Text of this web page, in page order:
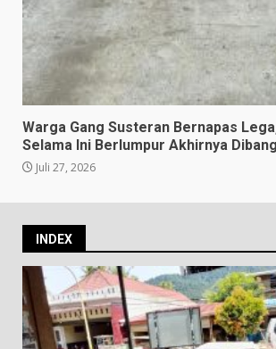
Warga Gang Susteran Bernapas
Selama Ini Berlumpur Akhirnya
Juli 27, 2026
INDEX